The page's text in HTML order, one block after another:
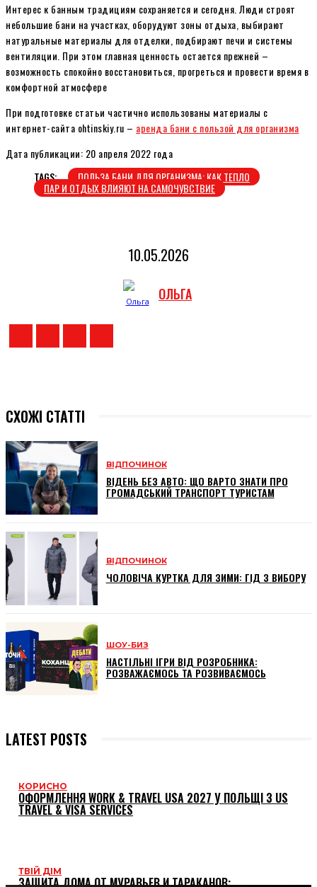
Интерес к банным традициям сохраняется и сегодня. Люди строят
небольшие бани на участках, оборудуют зоны отдыха, выбирают
натуральные материалы для отделки, подбирают печи и системы
вентиляции. При этом главная ценность остается прежней –
возможность спокойно восстановиться, прогреться и провести время в
комфортной атмосфере
При подготовке статьи частично использованы материалы с
интернет-сайта ohtinskiy.ru – аренда бани с пользой для организма
Дата публикации: 20 апреля 2022 года
TAGS:
ПОЛЬЗА БАНИ ДЛЯ ОРГАНИЗМА: КАК ТЕПЛО
ПАР И ОТДЫХ ВЛИЯЮТ НА САМОЧУВСТВИЕ
10.05.2026
ОЛЬГА
СХОЖІ СТАТТІ
ВІДПОЧИНОК
ВІДЕНЬ БЕЗ АВТО: ЩО ВАРТО ЗНАТИ ПРО
ГРОМАДСЬКИЙ ТРАНСПОРТ ТУРИСТАМ
ВІДПОЧИНОК
ЧОЛОВІЧА КУРТКА ДЛЯ ЗИМИ: ГІД З ВИБОРУ
ШОУ-БИЗ
НАСТІЛЬНІ ІГРИ ВІД РОЗРОБНИКА:
РОЗВАЖАЄМОСЬ ТА РОЗВИВАЄМОСЬ
LATEST POSTS
КОРИСНО
ОФОРМЛЕННЯ WORK & TRAVEL USA 2027 У ПОЛЬЩІ З US
TRAVEL & VISA SERVICES
ТВІЙ ДІМ
ЗАЩИТА ДОМА ОТ МУРАВЬЕВ И ТАРАКАНОВ: